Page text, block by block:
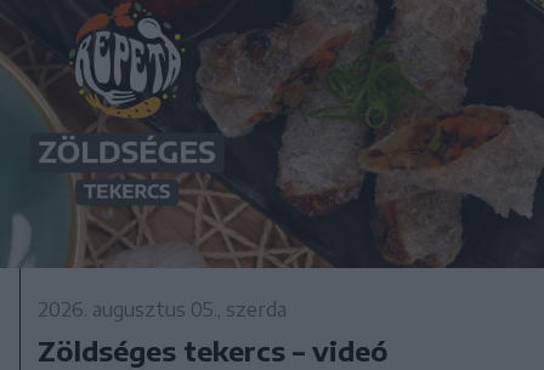
2026. augusztus 05., szerda
Zöldséges tekercs – videó